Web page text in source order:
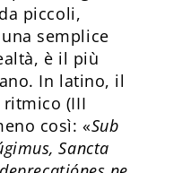
piccoli,
semplice
è il più
In latino, il
(III
così: «Sub
Sancta